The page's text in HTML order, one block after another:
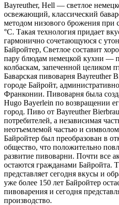
Bayreuther, Hell — светлое
освежающий, классический
методом низового брожения при
°С. Такая технология придает
гармонично сочетающуюся с
Байройтер, Светлое составит
пару блюдам немецкой кухни —
колбаскам, запеченной целиком
Баварская пивоварня Bayreuther
городе Байройт,
Франконии. Пивоварня была
Hugo Bayerlein по возвращении
город. Пиво от Bayreuther
потребителей, а независимая
неотъемлемой частью и
Байройтер был преобразован в
общество, что положительно
развитие пивоварни. Почти все
остаются гражданами Байройта.
представляет сегодня вкусы и
уже более 150 лет Байройтер
пивоварения и сегодня
производство.